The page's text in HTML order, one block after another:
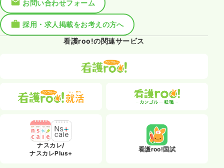
お問い合わせフォーム
採用・求人掲載をお考えの方へ
看護roo!の関連サービス
ナスカレ/
ナスカレPlus+
看護roo!国試